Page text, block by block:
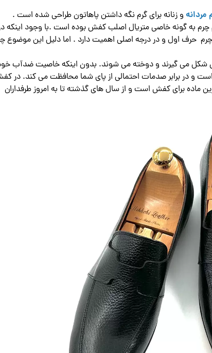
و زنانه برای گرم نگه داشتن پاهاتون طراحی شده است .
چرم به گونه خاصی متریال اصلب کفش بوده است .با وجود اینکه
حرف اول و در درجه اصلی اهمیت دارد . اما دلیل این
می گیرند و دوخته می شوند. بدون اینکه خاصیت ضدآب خود
در برابر صدمات احتمالی از پای شما محافظت می کند. در
ماده برای کفش است و از سال های گذشته تا به امروز طرفداران